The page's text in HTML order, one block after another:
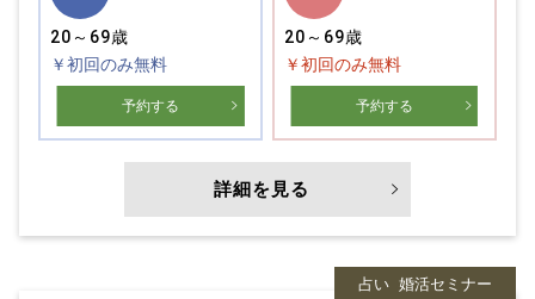
20～69歳
￥初回のみ無料
予約する
20～69歳
￥初回のみ無料
予約する
詳細を見る
占い 婚活セミナー